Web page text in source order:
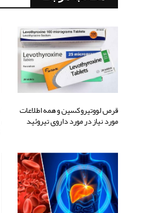
قرص لووتیروکسین و همه اطلاعات
مورد نیاز در مورد داروی تیروئید